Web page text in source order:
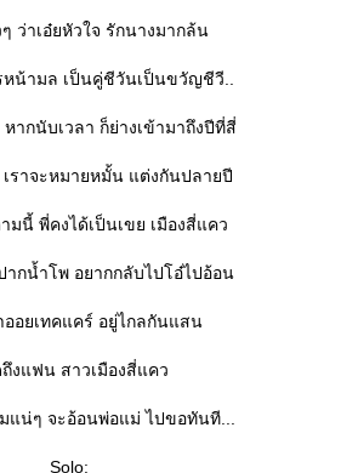
ว่าเอ๋ยหัวใจ รักนางมากล้น
น้ามล เป็นคู่ชีวันเป็นขวัญชีวี..
หากนับเวลา ก็ย่างเข้ามาถึงปีที่สี่
ราจะหมายหมั้น แต่งกันปลายปี
มนี้ พี่คงได้เป็นเขย เมืองสี่แคว
ากน้ำโพ อยากกลับไปโอ๋ไปอ้อน
ออยเทคแคร์ อยู่ไกลกันแสน
งแฟน สาวเมืองสี่แคว
แน่ๆ จะอ้อนพ่อแม่ ไปขอทันที...
Solo: